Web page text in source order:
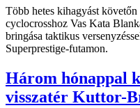
Több hetes kihagyást
cyclocrosshoz Vas Kata
bringása taktikus
Superprestige-futamon.
Három hónappal
visszatér Kuttor-